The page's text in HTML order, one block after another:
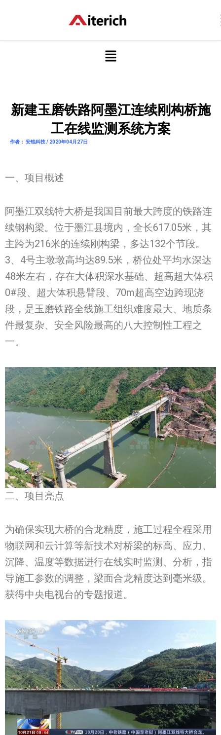
容
菜
单
新建玉磨铁路阿墨江连续刚构桥施
工在线监测系统方案
作者： 安锐科技 / 2020年04月27日
一、项目概述
阿墨江双线特大桥是我国目前最大跨度的铁路连
续钢构梁。位于墨江县境内，全长617.05米，其
主跨为216米的连续刚构梁，多达132个节段。
3、4号主墩墩高均达89.5米，桥位处平均水深达
48米左右，存在大体积深水基础、超高超大体积
0#段、超大体积悬臂段、70m超高空边跨现浇
段，是玉磨铁路全线施工组织难度最大、地质条
件最复杂、安全风险最高的八大控制性工程之
一。
二、项目亮点
为确保实现大桥的合龙精度，施工过程全程采用
物联网和云计算等新技术对桥梁的标高、应力、
沉降、温度等数据进行在线实时监测、分析，指
导施工参数的调整，梁面合龙精度达到毫米级。
获得中央电视台的专题报道。